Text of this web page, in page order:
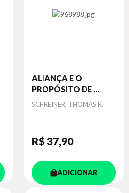
ALIANÇA E O
PROPÓSITO DE ...
Autor
SCHREINER, THOMAS R.
R$ 37,90
ADICIONAR